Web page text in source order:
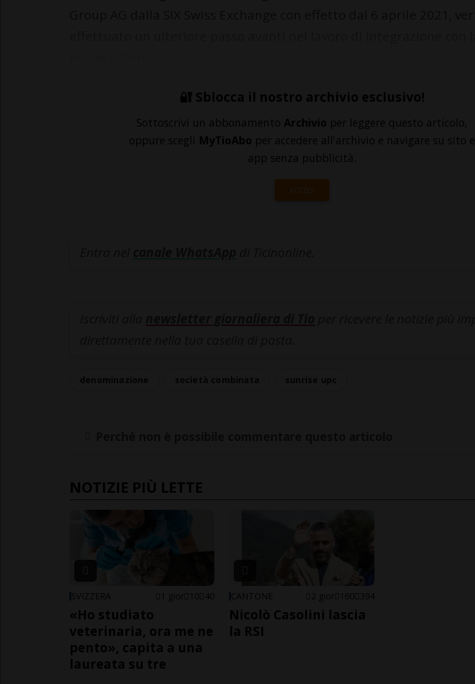
🔐 Sblocca il nostro archivio esclusivo!
Sottoscrivi un abbonamento Archivio per leggere questo articolo,
oppure scegli MyTioAbo per accedere all'archivio e navigare su sito e
app senza pubblicità.
ACCEDI
NOTIZIE PIÙ LETTE
SVIZZERA 1 gior 10 40
«Ho studiato
veterinaria, ora me ne
pento», capita a una
laureata su tre
CANTONE 2 gior 160 394
Nicolò Casolini lascia
la RSI